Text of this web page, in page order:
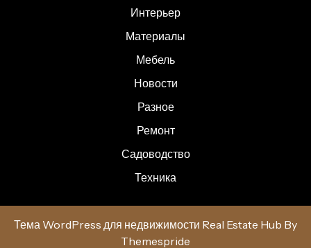
Интерьер
Материалы
Мебель
Новости
Разное
Ремонт
Садоводство
Техника
Тема WordPress для недвижимости Real Estate Hub By
Themespride